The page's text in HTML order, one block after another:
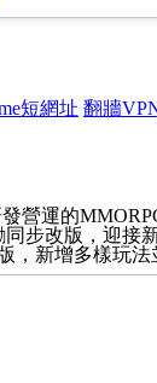
營運的
步改版，迎接
新增多樣玩法